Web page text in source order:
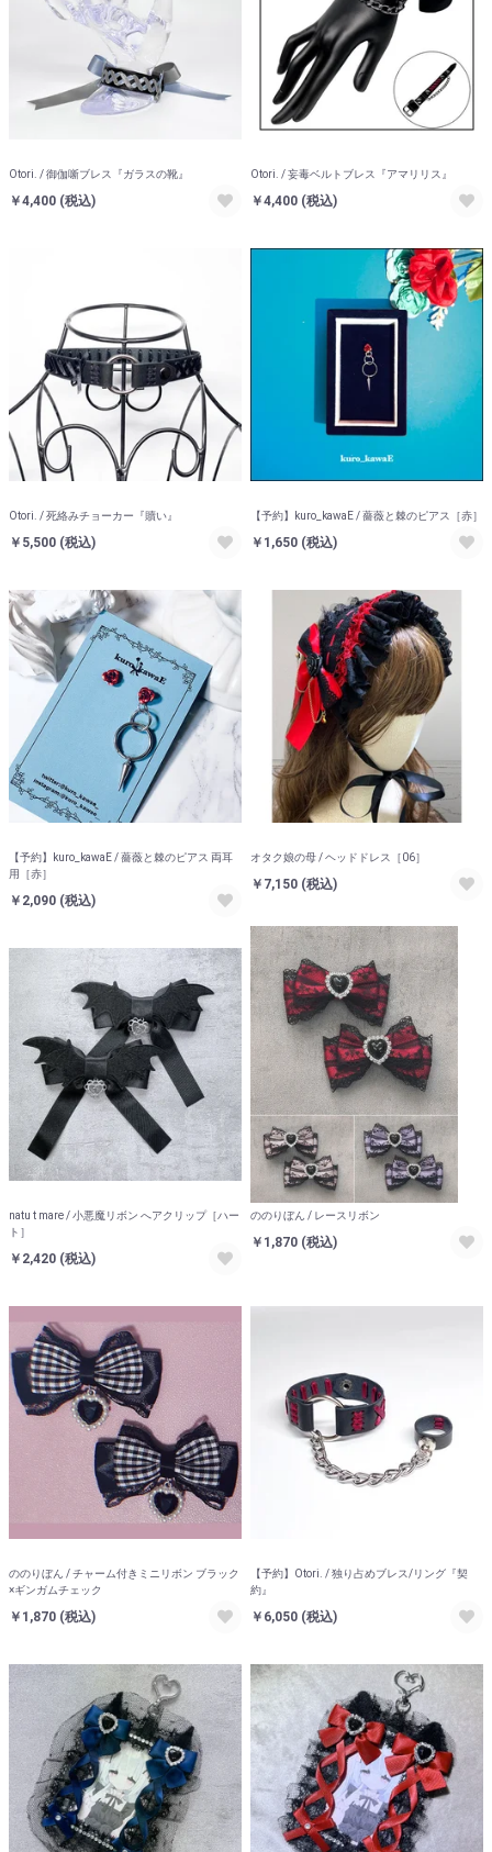
Otori. / 御伽噺ブレス『ガラスの靴』
￥4,400 (税込)
Otori. / 妄毒ベルトブレス『アマリリス』
￥4,400 (税込)
Otori. / 死絡みチョーカー『贖い』
￥5,500 (税込)
【予約】kuro_kawaE / 薔薇と棘のピアス［赤］
￥1,650 (税込)
【予約】kuro_kawaE / 薔薇と棘のピアス 両耳
用［赤］
￥2,090 (税込)
オタク娘の母 / ヘッドドレス［06］
￥7,150 (税込)
natu t mare / 小悪魔リボン へアクリップ［ハー
ト］
￥2,420 (税込)
ののりぼん / レースリボン
￥1,870 (税込)
ののりぼん / チャーム付きミニリボン ブラック
×ギンガムチェック
￥1,870 (税込)
【予約】Otori. / 独り占めブレス/リング『契
約』
￥6,050 (税込)